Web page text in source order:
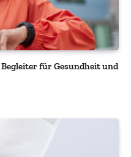
für Gesundheit und